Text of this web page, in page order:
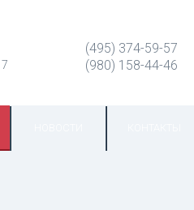
(495) 374-59-57
(980) 158-44-46